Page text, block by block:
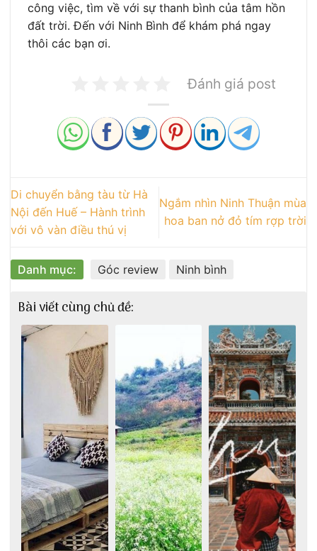
công việc, tìm về với sự thanh bình của tâm hồn
đất trời. Đến với Ninh Bình để khám phá ngay
thôi các bạn ơi.
Đánh giá post
Di chuyển bằng tàu từ Hà
Nội đến Huế – Hành trình
với vô vàn điều thú vị
Ngắm nhìn Ninh Thuận mùa
hoa ban nở đỏ tím rợp trời
Danh mục: Góc review Ninh bình
Bài viết cùng chủ đề: